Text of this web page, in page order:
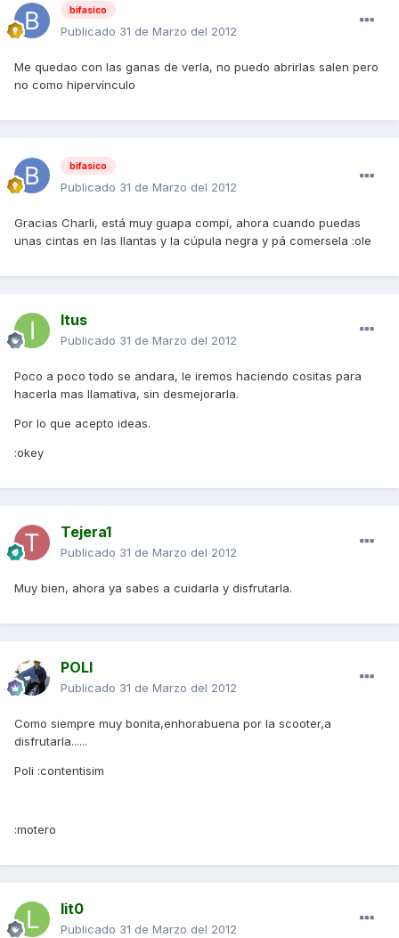
bifasico
Publicado 31 de Marzo del 2012
Me quedao con las ganas de verla, no puedo abrirlas salen pero
no como hipervínculo
bifasico
Publicado 31 de Marzo del 2012
Gracias Charli, está muy guapa compi, ahora cuando puedas
unas cintas en las llantas y la cúpula negra y pá comersela :ole
Itus
Publicado 31 de Marzo del 2012
Poco a poco todo se andara, le iremos haciendo cositas para
hacerla mas llamativa, sin desmejorarla.
Por lo que acepto ideas.
:okey
Tejera1
Publicado 31 de Marzo del 2012
Muy bien, ahora ya sabes a cuidarla y disfrutarla.
POLI
Publicado 31 de Marzo del 2012
Como siempre muy bonita,enhorabuena por la scooter,a
disfrutarla......
Poli :contentisim
:motero
lit0
Publicado 31 de Marzo del 2012